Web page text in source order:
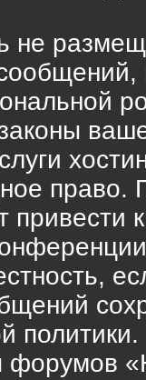
не
право.
привести
форумов